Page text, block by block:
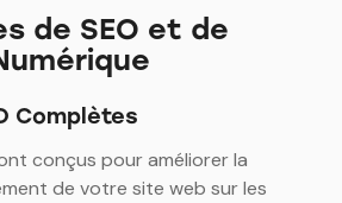
de SEO et de
Complètes
conçus pour améliorer la
de votre site web sur les